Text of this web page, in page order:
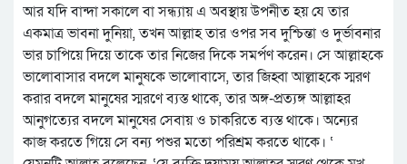
আর যদি বান্দা সকালে বা সন্ধ্যায় এ অবস্থায় উপনীত হয় যে তার
একমাত্র ভাবনা দুনিয়া, তখন আল্লাহ তার ওপর সব দুশ্চিন্তা ও দুর্ভাবনার
ভার চাপিয়ে দিয়ে তাকে তার নিজের দিকে সমর্পণ করেন। সে আল্লাহকে
ভালোবাসার বদলে মানুষকে ভালোবাসে, তার জিহ্বা আল্লাহকে স্মরণ
করার বদলে মানুষের স্মরণে ব্যস্ত থাকে, তার অঙ্গ-প্রত্যঙ্গ আল্লাহর
আনুগত্যের বদলে মানুষের সেবায় ও চাকরিতে ব্যস্ত থাকে। অন্যের
কাজ করতে গিয়ে সে বন্য পশুর মতো পরিশ্রম করতে থাকে। ‘